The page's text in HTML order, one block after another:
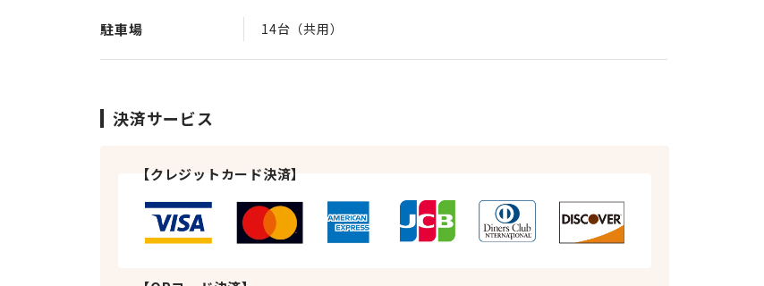
駐車場 14台（共用）
決済サービス
【クレジットカード決済】